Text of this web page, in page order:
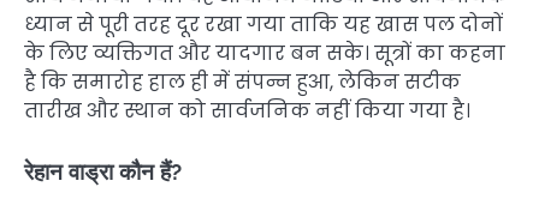
ध्यान से पूरी तरह दूर रखा गया ताकि यह खास पल दोनों
के लिए व्यक्तिगत और यादगार बन सके। सूत्रों का कहना
है कि समारोह हाल ही में संपन्न हुआ, लेकिन सटीक
तारीख और स्थान को सार्वजनिक नहीं किया गया है।
रेहान वाड्रा कौन हैं?